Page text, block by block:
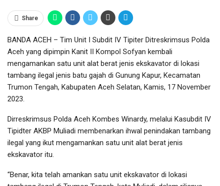
Share
BANDA ACEH – Tim Unit I Subdit IV Tipiter Ditreskrimsus Polda
Aceh yang dipimpin Kanit II Kompol Sofyan kembali
mengamankan satu unit alat berat jenis ekskavator di lokasi
tambang ilegal jenis batu gajah di Gunung Kapur, Kecamatan
Trumon Tengah, Kabupaten Aceh Selatan, Kamis, 17 November
2023.
Dirreskrimsus Polda Aceh Kombes Winardy, melalui Kasubdit IV
Tipidter AKBP Muliadi membenarkan ihwal penindakan tambang
ilegal yang ikut mengamankan satu unit alat berat jenis
ekskavator itu.
“Benar, kita telah amankan satu unit ekskavator di lokasi